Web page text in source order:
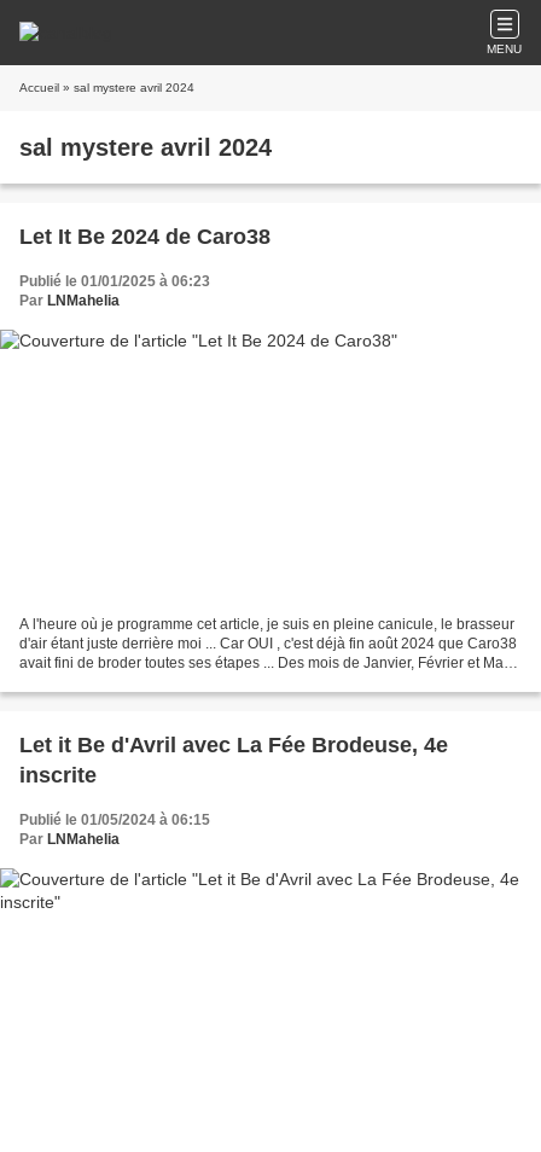
MENU
Accueil » sal mystere avril 2024
sal mystere avril 2024
Let It Be 2024 de Caro38
Publié le 01/01/2025 à 06:23
Par LNMahelia
A l'heure où je programme cet article, je suis en pleine canicule, le brasseur
d'air étant juste derrière moi ... Car OUI , c'est déjà fin août 2024 que Caro38
avait fini de broder toutes ses étapes ... Des mois de Janvier, Février et Mars
Let it Be d'Avril avec La Fée Brodeuse, 4e
inscrite
Publié le 01/05/2024 à 06:15
Par LNMahelia